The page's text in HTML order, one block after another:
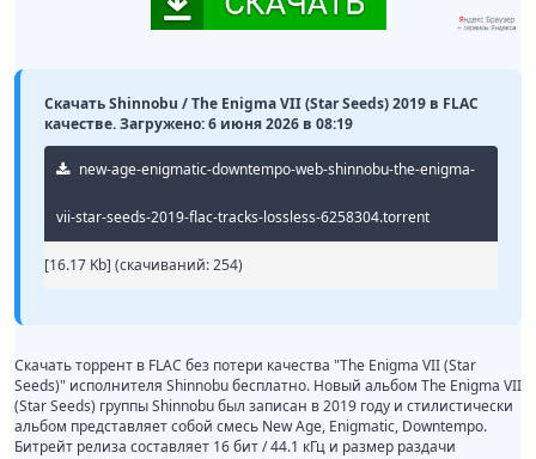
Скачать Shinnobu / The Enigma VII (Star Seeds) 2019 в FLAC
качестве. Загружено: 6 июня 2026 в 08:19
new-age-enigmatic-downtempo-web-shinnobu-the-enigma-
vii-star-seeds-2019-flac-tracks-lossless-6258304.torrent
[16.17 Kb] (cкачиваний: 254)
Скачать торрент в FLAC без потери качества "The Enigma VII (Star
Seeds)" исполнителя Shinnobu бесплатно. Новый альбом The Enigma VII
(Star Seeds) группы Shinnobu был записан в 2019 году и стилистически
альбом представляет собой смесь New Age, Enigmatic, Downtempo.
Битрейт релиза составляет 16 бит / 44.1 кГц и размер раздачи